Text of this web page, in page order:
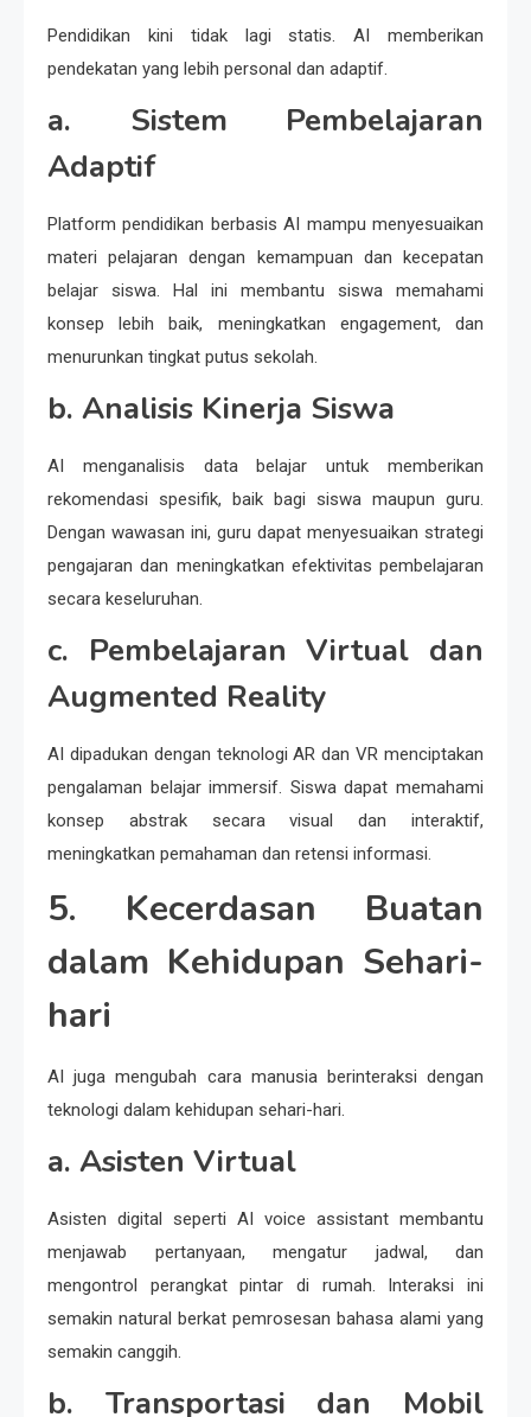
Pendidikan kini tidak lagi statis. AI memberikan
pendekatan yang lebih personal dan adaptif.
a. Sistem Pembelajaran
Adaptif
Platform pendidikan berbasis AI mampu menyesuaikan
materi pelajaran dengan kemampuan dan kecepatan
belajar siswa. Hal ini membantu siswa memahami
konsep lebih baik, meningkatkan engagement, dan
menurunkan tingkat putus sekolah.
b. Analisis Kinerja Siswa
AI menganalisis data belajar untuk memberikan
rekomendasi spesifik, baik bagi siswa maupun guru.
Dengan wawasan ini, guru dapat menyesuaikan strategi
pengajaran dan meningkatkan efektivitas pembelajaran
secara keseluruhan.
c. Pembelajaran Virtual dan
Augmented Reality
AI dipadukan dengan teknologi AR dan VR menciptakan
pengalaman belajar immersif. Siswa dapat memahami
konsep abstrak secara visual dan interaktif,
meningkatkan pemahaman dan retensi informasi.
5. Kecerdasan Buatan
dalam Kehidupan Sehari-
hari
AI juga mengubah cara manusia berinteraksi dengan
teknologi dalam kehidupan sehari-hari.
a. Asisten Virtual
Asisten digital seperti AI voice assistant membantu
menjawab pertanyaan, mengatur jadwal, dan
mengontrol perangkat pintar di rumah. Interaksi ini
semakin natural berkat pemrosesan bahasa alami yang
semakin canggih.
b. Transportasi dan Mobil